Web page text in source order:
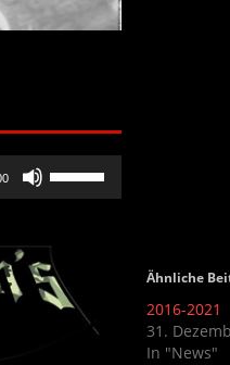
Ähnliche
2016-2021
31.
In "News"
die
Lautstärke
zu
regeln.